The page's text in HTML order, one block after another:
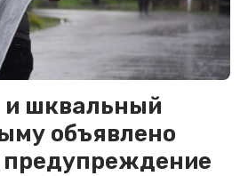
и шквальный
объявлено